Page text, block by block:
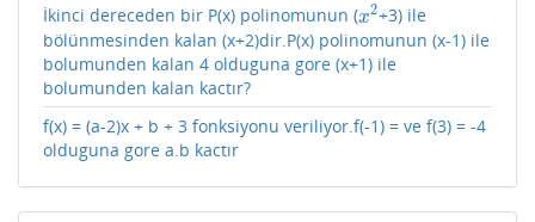
İkinci dereceden bir P(x) polinomunun (x2
x2+3) ile
bölünmesinden kalan (x+2)dir.P(x) polinomunun (x-1) ile
bolumunden kalan 4 olduguna gore (x+1) ile
bolumunden kalan kactır?
f(x) = (a-2)x + b + 3 fonksiyonu veriliyor.f(-1) = ve f(3) = -4
olduguna gore a.b kactır